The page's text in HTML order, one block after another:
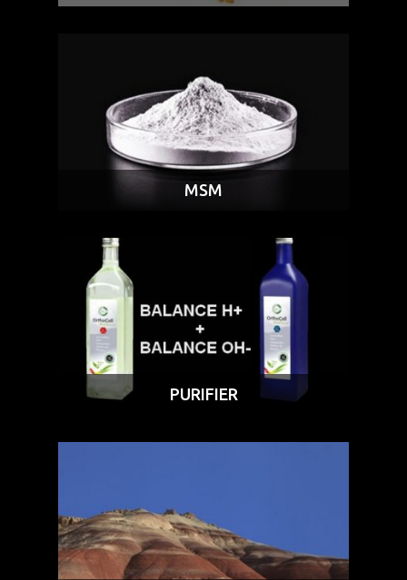
MSM
PURIFIER